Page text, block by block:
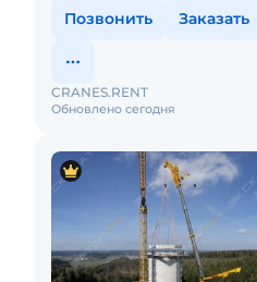
Позвонить Заказать
Обновлено сегодня
CRANES.RENT